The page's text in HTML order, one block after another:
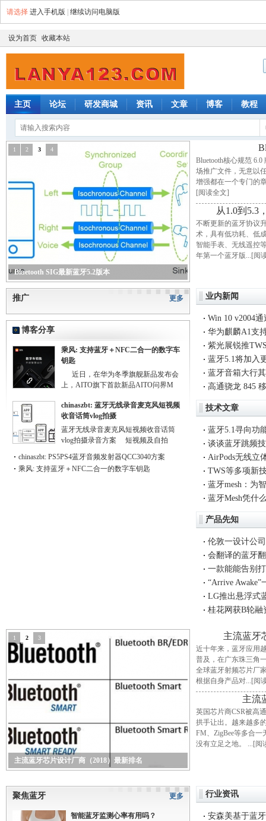
请选择 进入手机版 继续访问电脑版
设为首页 收藏本站
主页 论坛 研发商城 资讯 文章 博客 教程
Bluetooth SIG最新蓝牙5.2版本
1 2 3 4
Bluetooth核心规范
场推广文件，无意以
增强都在一个专门的
[阅读全文]
从1.0到5.3
不断更新的蓝牙协议
术，具有低功耗、低
智能手表、无线遥控
年第一个蓝牙版...[阅
更多
推广
博客分享
乘风: 支持蓝牙＋NFC二合一的数字车
钥匙
近日，在华为冬季旗舰新品发布会
上，AITO旗下首款新品AITO问界M
chinaszbt: 蓝牙无线录音麦克风短视频
收音话筒vlog拍摄
蓝牙无线录音麦克风短视频收音话筒
vlog拍摄录音方案 短视频及自拍
chinaszbt: PS5PS4蓝牙音频发射器QCC3040方案
乘风: 支持蓝牙＋NFC二合一的数字车钥匙
业内新闻
Win 10 v2004
华为麒麟A1支
紫光展锐推
上
蓝牙5.1将加入
蓝牙音箱大行
高通骁龙 845
技术文章
蓝牙5.1寻向功
谈谈蓝牙跳频
AirPods无线立
TWS等多项新
蓝牙mesh：为
蓝牙Mesh凭什
产品先知
伦敦一设计公
会翻译的蓝牙
一款能能告别
“Arrive
LG推出悬浮式
桂花网获B轮融
主流蓝牙芯片设计厂商（2018）最新排名
1 2 3 主流蓝牙
近十年来，蓝牙应用
普及，在广东珠三角
全球蓝牙射频芯片厂
根据自身产品对...[阅
主流
英国芯片商CSR被高
拱手让出。越来越多
FM、ZigBee等多合
没有立足之地。 ...[阅
更多
聚焦蓝牙
智能蓝牙监测心率有用吗？
行业资讯
安森美基于蓝